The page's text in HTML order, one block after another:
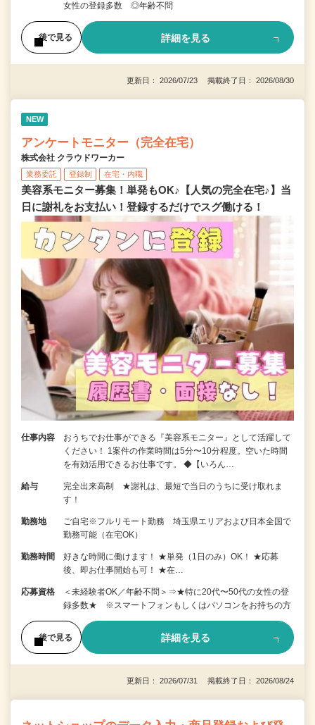
女性の登録多数 ◎年齢不問
後で見る 詳細を見る
更新日： 2026/07/23 掲載終了日： 2026/08/30
NEW
アンケートモニター（完全在宅）
株式会社 クラウドワーカー
業務委託 登録制 在宅・内職
美容系モニター募集！単発もOK♪【人気の完全在宅♪】当
日に謝礼をお支払い！登録するだけでスグ働ける！
仕事内容
おうちでお仕事ができる『美容系モニター』として活躍して
ください！ 1案件の作業時間は5分〜10分程度。空いた時間
を有効活用できるお仕事です。 ◆【いろん…
給与
完全出来高制 ★謝礼は、最短で当日のうちに受け取れま
す！
勤務地
ご自宅※フルリモート勤務 埼玉県エリアおよび日本全国で
勤務可能（在宅OK）
勤務時間
好きな時間に働けます！ ★単発（1日のみ）OK！ ★応募
後、即お仕事開始も可！ ★在…
応募資格
＜未経験者OK／年齢不問＞⇒★特に20代〜50代の女性の登
録多数★ ※スマートフォンもしくはパソコンをお持ちの方
後で見る 詳細を見る
更新日： 2026/07/31 掲載終了日： 2026/08/24